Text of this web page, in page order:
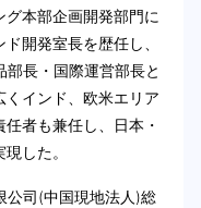
本部企画開発部門に
開発室長を歴任し、
長・国際運営部長と
くインド、欧米エリア
者も兼任し、日本・
した。
公司(中国現地法人)総